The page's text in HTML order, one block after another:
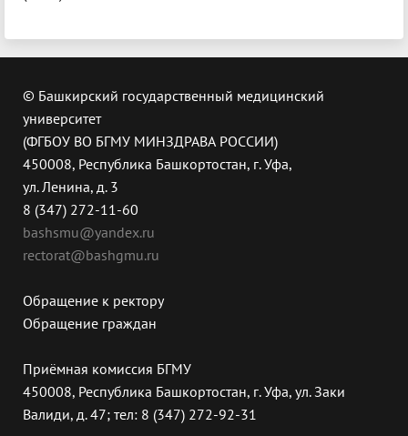
© Башкирский государственный медицинский
университет
(ФГБОУ ВО БГМУ МИНЗДРАВА РОССИИ)
450008, Республика Башкортостан, г. Уфа,
ул. Ленина, д. 3
8 (347) 272-11-60
bashsmu@yandex.ru
rectorat@bashgmu.ru
Обращение к ректору
Обращение граждан
Приёмная комиссия БГМУ
450008, Республика Башкортостан, г. Уфа, ул. Заки
Валиди, д. 47; тел: 8 (347) 272-92-31